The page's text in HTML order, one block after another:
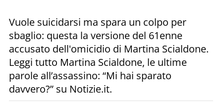
Vuole suicidarsi ma spara un colpo per
sbaglio: questa la versione del 61enne
accusato dell'omicidio di Martina Scialdone.
Leggi tutto Martina Scialdone, le ultime
parole all’assassino: “Mi hai sparato
davvero?” su Notizie.it.